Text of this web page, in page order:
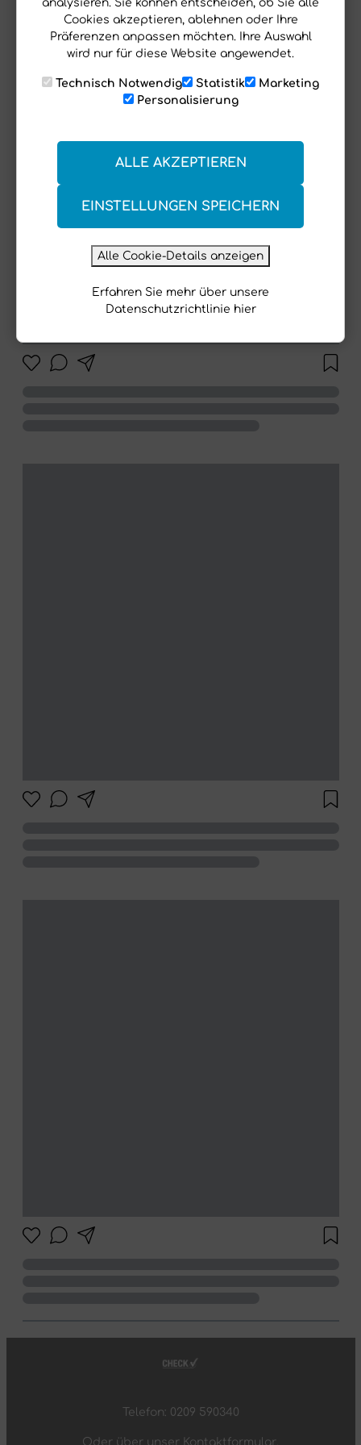
analysieren. Sie können entscheiden, ob Sie alle
Cookies akzeptieren, ablehnen oder Ihre
Präferenzen anpassen möchten. Ihre Auswahl
wird nur für diese Website angewendet.
Technisch Notwendig Statistik
Marketing
Personalisierung
EINSTELLUNGEN SPEICHERN
ALLE AKZEPTIEREN
Alle Cookie-Details anzeigen
Erfahren Sie mehr über unsere
Datenschutzrichtlinie hier
Telefon: 0209 590340
Oder über unser Kontaktformular